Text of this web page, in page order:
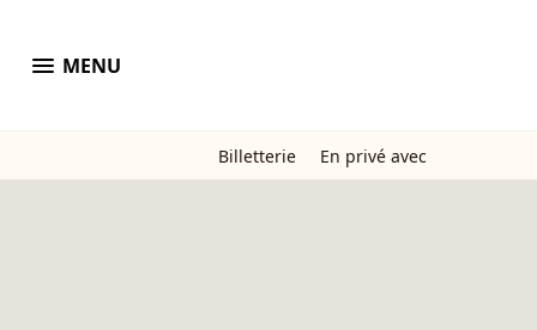
menu MENU
Billetterie En privé avec